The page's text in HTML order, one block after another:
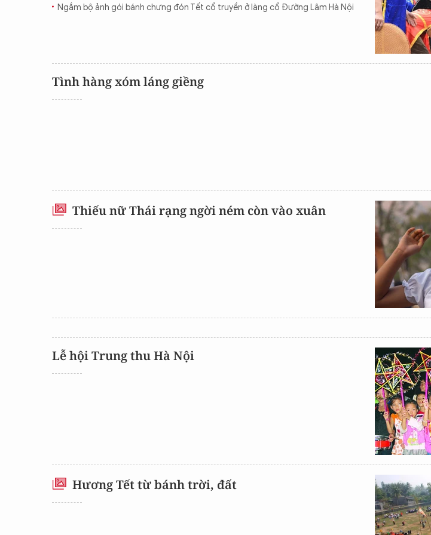
CON ĐƯỜNG KHỞI NGHIỆP
Ngắm bộ ảnh gói bánh chưng đón Tết cổ truyền ở làng cổ Đường Lâm Hà Nội
Tình hàng xóm láng giềng
Thiếu nữ Thái rạng ngời ném còn vào xuân
Lễ hội Trung thu Hà Nội
Hương Tết từ bánh trời, đất